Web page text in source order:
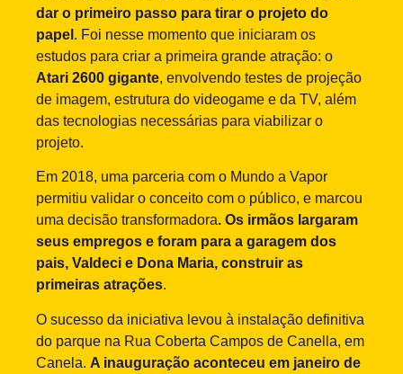
dar o primeiro passo para tirar o projeto do
papel . Foi nesse momento que iniciaram os
estudos para criar a primeira grande atração: o
Atari 2600 gigante, envolvendo testes de projeção
de imagem, estrutura do videogame e da TV, além
das tecnologias necessárias para viabilizar o
projeto.
Em 2018, uma parceria com o Mundo a Vapor
permitiu validar o conceito com o público, e marcou
uma decisão transformadora. Os irmãos largaram
seus empregos e foram para a garagem dos
pais, Valdeci e Dona Maria, construir as
primeiras atrações.
O sucesso da iniciativa levou à instalação definitiva
do parque na Rua Coberta Campos de Canella, em
Canela. A inauguração aconteceu em janeiro de